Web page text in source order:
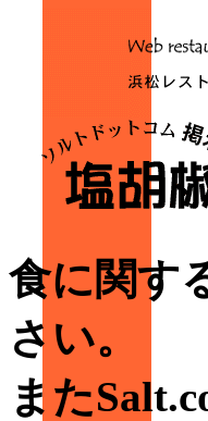
食に関す
さい。
また